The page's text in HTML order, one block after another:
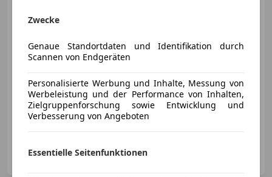
06/2025 7 300 km Diesel
150 kW (204 PS)
Herbert Seidl Autohaus GmbH
Zwecke
Genaue Standortdaten und Identifikation durch
Scannen von Endgeräten
Personalisierte Werbung und Inhalte, Messung von
Werbeleistung und der Performance von Inhalten,
Zielgruppenforschung sowie Entwicklung und
Verbesserung von Angeboten
Essentielle Seitenfunktionen